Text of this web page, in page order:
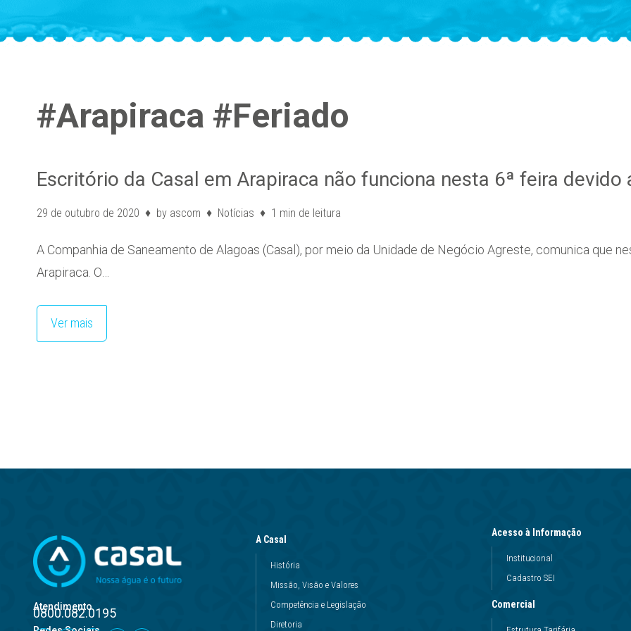
#Arapiraca #Feriado
Escritório da Casal em Arapiraca não funciona nesta 6ª feira devido
29 de outubro de 2020 by ascom Notícias 1 min de leitura
A Companhia de Saneamento de Alagoas (Casal), por meio da Unidade de Negócio Agreste, comunica que
Arapiraca. O…
Ver mais
Atendimento
0800.082.0195
A Casal
História
Missão, Visão e Valores
Competência e Legislação
Diretoria
Acesso à Informação
Institucional
Cadastro SEI
Comercial